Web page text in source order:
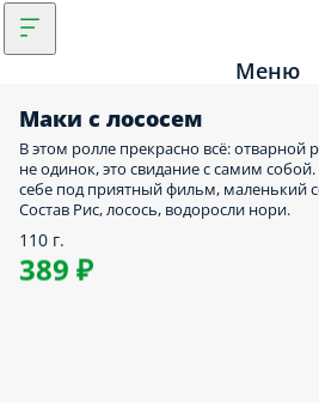
Меню
Маки с лососем
В этом ролле прекрасно всё: отварной
не одинок, это свидание с самим
себе под приятный фильм, маленький
Состав Рис, лосось, водоросли нори.
110 г.
389 ₽